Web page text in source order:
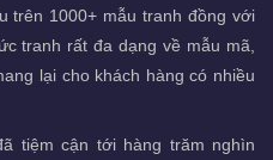
trên 1000+ mẫu tranh đồng với
tranh rất đa dạng về mẫu mã,
lại cho khách hàng có nhiều
tiệm cận tới hàng trăm nghìn